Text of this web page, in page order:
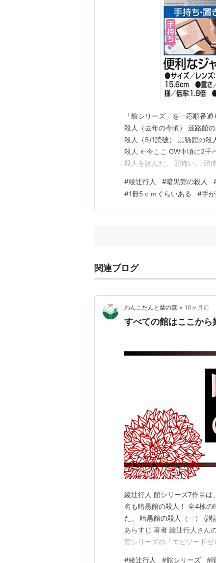
「館シリーズ」を一応順番
殺人（去年の今頃） 迷路館
殺人（5/1読破） 黒猫館の殺
殺人 ←今ここ GW中頃に2千
殺人を読んだ。 頭痛い。 頭
ゃ寝る🤣 読んでいる間も頭
眠気が収まらず、頭…
#綾辻行人 #暗黒館の殺人
#1冊5ｃｍくらいある #手
関連ブログ
わんこたんと栞の森 • 10ヶ月前
すべての館はここから
綾辻行人 館シリーズ7作目は
名も暗黒館の殺人！ 全4棟
た。 暗黒館の殺人（一） (
あらすじ 著者 綾辻行人さん
館シリーズの「エピソード
#綾辻行人 #館シリーズ #